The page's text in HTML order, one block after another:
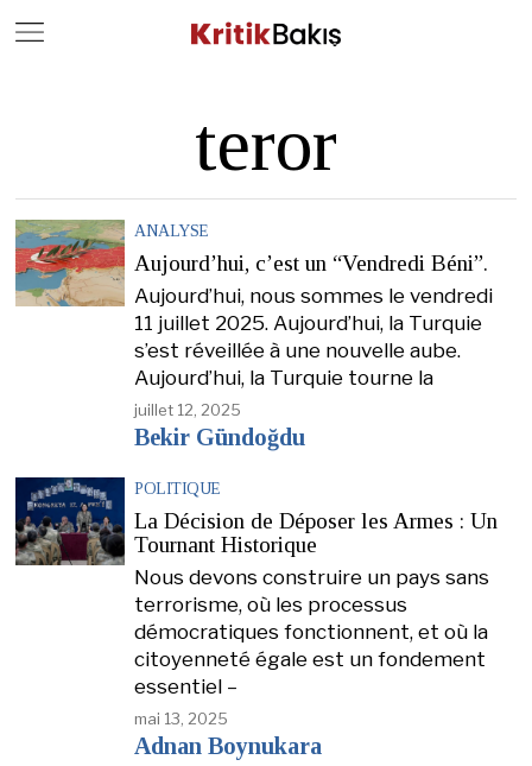
teror
ANALYSE
Aujourd’hui, c’est un “Vendredi Béni”.
Aujourd’hui, nous sommes le vendredi
11 juillet 2025. Aujourd’hui, la Turquie
s’est réveillée à une nouvelle aube.
Aujourd’hui, la Turquie tourne la
juillet 12, 2025
Bekir Gündoğdu
POLITIQUE
La Décision de Déposer les Armes : Un
Tournant Historique
Nous devons construire un pays sans
terrorisme, où les processus
démocratiques fonctionnent, et où la
citoyenneté égale est un fondement
essentiel –
mai 13, 2025
Adnan Boynukara